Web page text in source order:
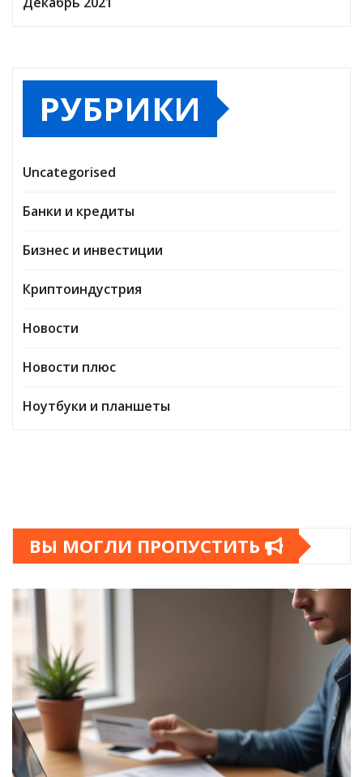
РУБРИКИ
Uncategorised
Банки и кредиты
Бизнес и инвестиции
Криптоиндустрия
Новости
Новости плюс
Ноутбуки и планшеты
ВЫ МОГЛИ ПРОПУСТИТЬ